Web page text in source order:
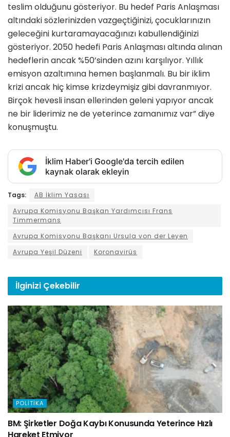
teslim olduğunu gösteriyor. Bu hedef Paris Anlaşması
altındaki sözlerinizden vazgeçtiğinizi, çocuklarınızın
geleceğini kurtaramayacağınızı kabullendiğinizi
gösteriyor. 2050 hedefi Paris Anlaşması altında alınan
hedeflerin ancak %50’sinden azını karşılıyor. Yıllık
emisyon azaltımına hemen başlanmalı. Bu bir iklim
krizi ancak hiç kimse krizdeymişiz gibi davranmıyor.
Birçok hevesli insan ellerinden geleni yapıyor ancak
ne bir liderimiz ne de yeterince zamanımız var” diye
konuşmuştu.
İklim Haber'i Google'da tercih edilen
kaynak olarak ekleyin
Tags:
AB İklim Yasası
Avrupa Komisyonu Başkan Yardımcısı Frans
Timmermans
Avrupa Komisyonu Başkanı Ursula von der Leyen
Avrupa Yeşil Düzeni
Koronavirüs
İlginizi Çekebilir
POLITIKA
BM: Şirketler Doğa Kaybı Konusunda Yeterince Hızlı
Hareket Etmiyor